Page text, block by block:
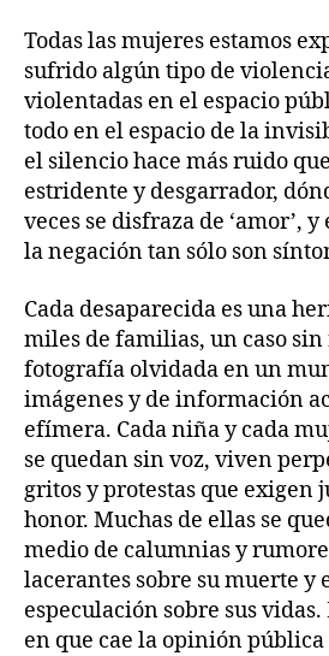
Todas las mujeres estamos
sufrido algún tipo de
violentadas en el espacio
todo en el espacio de la
el silencio hace más ruido
estridente y desgarrador,
veces se disfraza de ‘amor’,
la negación tan sólo son
Cada desaparecida es una
miles de familias, un caso sin
fotografía olvidada en un
imágenes y de información
efímera. Cada niña y cada
se quedan sin voz, viven
gritos y protestas que exigen
honor. Muchas de ellas se
medio de calumnias y
lacerantes sobre su muerte y
especulación sobre sus vidas.
en que cae la opinión pública